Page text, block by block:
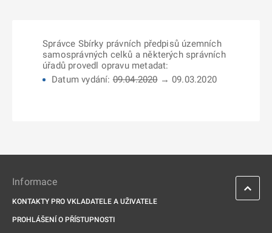
Správce Sbírky právních předpisů územních
samosprávných celků a některých správních
úřadů provedl opravu metadat:
Datum vydání:09.04.2020→ 09.03.2020
Informace
KONTAKTY PRO VKLADATELE A UŽIVATELE
PROHLÁŠENÍ O PŘÍSTUPNOSTI